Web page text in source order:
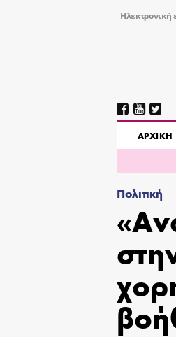
Ηλεκτρονική
AΡΧΙΚΗ
Πολιτική